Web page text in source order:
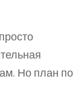
Но план по